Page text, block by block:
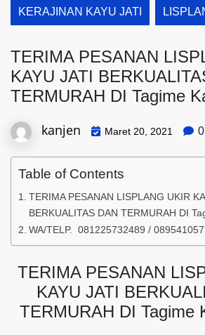
KERAJINAN KAYU JATI
TERIMA PESANAN
KAYU JATI
TERMURAH DI Tagime
kanjen Maret 20, 2021 0
Table of Contents
TERIMA PESANAN LISPLANG UKIR
BERKUALITAS DAN TERMURAH DI
WA/TELP. 081225732489 /
TERIMA PESANAN
KAYU JATI
TERMURAH DI Tagime